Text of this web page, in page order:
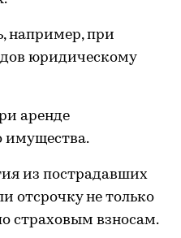
например, при
юридическому
аренде
имущества.
из пострадавших
отсрочку не только
страховым взносам.